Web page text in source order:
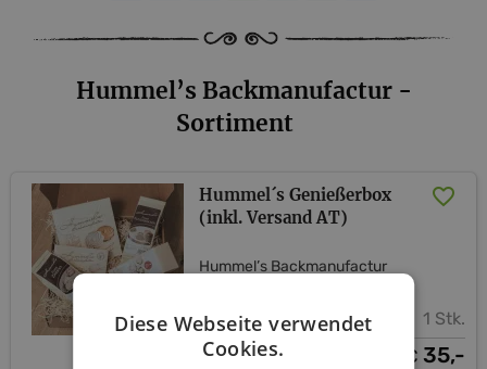
Hummel’s Backmanufactur -
Sortiment
Hummel´s Genießerbox
(inkl. Versand AT)
Hummel’s Backmanufactur
1 Stk.
€ 35,-
Diese Webseite verwendet
Cookies.